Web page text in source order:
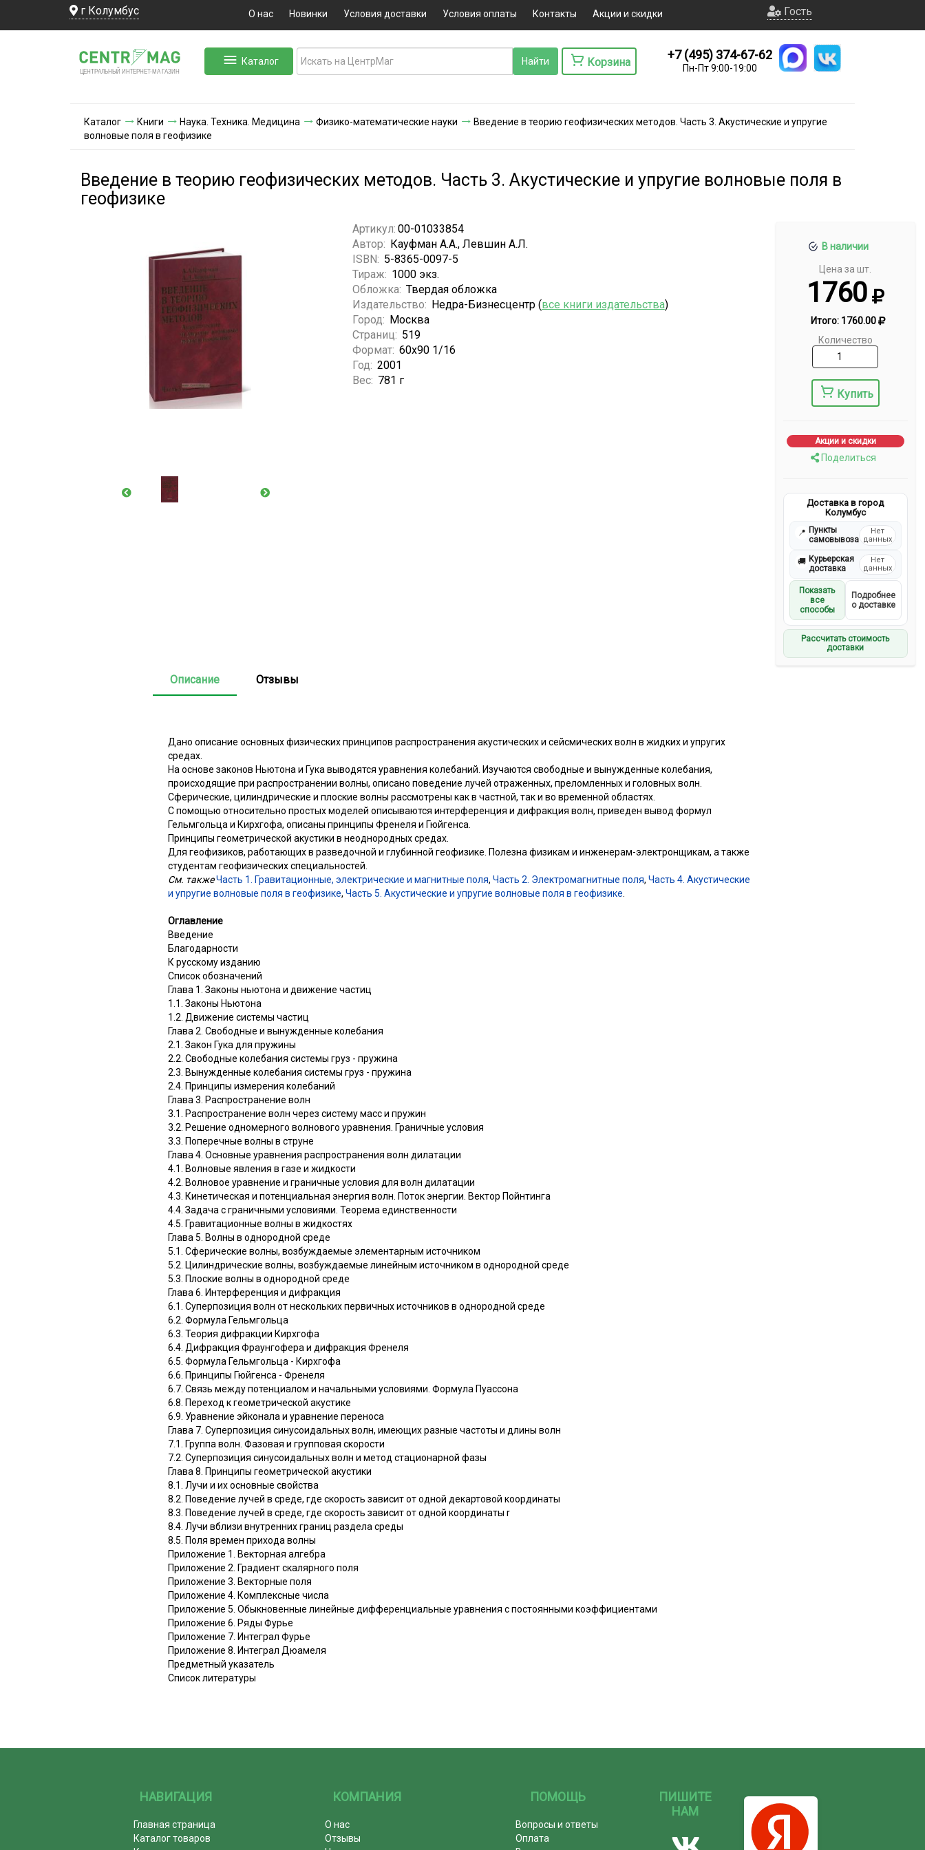
г Колумбус О нас Новинки Условия доставки Условия оплаты Контакты Акции и скидки Гость
ЦЕНТРАЛЬНЫЙ ИНТЕРНЕТ-МА ГАЗИН
Каталог Корзина
+7 (495) 374-67-62
Пн-Пт 9:00-19:00
Каталог Книги Наука. Техника. Медицина Физико-математические науки
Введение в теорию геофизических методов. Часть 3. Акустические и упругие
волновые поля в геофизике
Введение в теорию геофизических методов. Часть 3. Акустические и упругие волновые поля в
геофизике
В наличии
Цена за шт.
1760
Итого: 1760.00
Количество
Купить
Акции и скидки
Поделиться
Доставка в город
Колумбус
📍 Пункты
самовывоза
Нет
данных
🚚 Курьерская
доставка
Нет
данных
Показать
все
способы
Подробнее
о доставке
Рассчитать стоимость
доставки
Артикул: 00-01033854
Автор: Кауфман А.А., Левшин А.Л.
ISBN: 5-8365-0097-5
Тираж: 1000 экз.
Обложка: Твердая обложка
Издательство: Недра-Бизнесцентр (все книги издательства)
Город: Москва
Страниц: 519
Формат: 60x90 1/16
Год: 2001
Вес: 781 г
Описание Отзывы
Дано описание основных физических принципов распространения акустических и сейсмических волн в жидких и упругих
средах.
На основе законов Ньютона и Гука выводятся уравнения колебаний. Изучаются свободные и вынужденные колебания,
происходящие при распространении волны, описано поведение лучей отраженных, преломленных и головных волн.
Сферические, цилиндрические и плоские волны рассмотрены как в частной, так и во временной областях.
С помощью относительно простых моделей описываются интерференция и дифракция волн, приведен вывод формул
Гельмгольца и Кирхгофа, описаны принципы Френеля и Гюйгенса.
Принципы геометрической акустики в неоднородных средах.
Для геофизиков, работающих в разведочной и глубинной геофизике. Полезна физикам и инженерам-электронщикам, а также
студентам геофизических специальностей.
См. такжеЧасть 1. Гравитационные, электрические и магнитные поля, Часть 2. Электромагнитные поля, Часть 4. Акустические
и упругие волновые поля в геофизике, Часть 5. Акустические и упругие волновые поля в геофизике
Оглавление
Введение
Благодарности
К русскому изданию
Список обозначений
Глава 1. Законы ньютона и движение частиц
1.1. Законы Ньютона
1.2. Движение системы частиц
Глава 2. Свободные и вынужденные колебания
2.1. Закон Гука для пружины
2.2. Свободные колебания системы груз - пружина
2.3. Вынужденные колебания системы груз - пружина
2.4. Принципы измерения колебаний
Глава 3. Распространение волн
3.1. Распространение волн через систему масс и пружин
3.2. Решение одномерного волнового уравнения. Граничные условия
3.3. Поперечные волны в струне
Глава 4. Основные уравнения распространения волн дилатации
4.1. Волновые явления в газе и жидкости
4.2. Волновое уравнение и граничные условия для волн дилатации
4.3. Кинетическая и потенциальная энергия волн. Поток энергии. Вектор Пойнтинга
4.4. Задача с граничными условиями. Теорема единственности
4.5. Гравитационные волны в жидкостях
Глава 5. Волны в однородной среде
5.1. Сферические волны, возбуждаемые элементарным источником
5.2. Цилиндрические волны, возбуждаемые линейным источником в однородной среде
5.3. Плоские волны в однородной среде
Глава 6. Интерференция и дифракция
6.1. Суперпозиция волн от нескольких первичных источников в однородной среде
6.2. Формула Гельмгольца
6.3. Теория дифракции Кирхгофа
6.4. Дифракция Фраунгофера и дифракция Френеля
6.5. Формула Гельмгольца - Кирхгофа
6.6. Принципы Гюйгенса - Френеля
6.7. Связь между потенциалом и начальными условиями. Формула Пуассона
6.8. Переход к геометрической акустике
6.9. Уравнение эйконала и уравнение переноса
Глава 7. Суперпозиция синусоидальных волн, имеющих разные частоты и длины волн
7.1. Группа волн. Фазовая и групповая скорости
7.2. Суперпозиция синусоидальных волн и метод стационарной фазы
Глава 8. Принципы геометрической акустики
8.1. Лучи и их основные свойства
8.2. Поведение лучей в среде, где скорость зависит от одной декартовой координаты
8.3. Поведение лучей в среде, где скорость зависит от одной координаты r
8.4. Лучи вблизи внутренних границ раздела среды
8.5. Поля времен прихода волны
Приложение 1. Векторная алгебра
Приложение 2. Градиент скалярного поля
Приложение 3. Векторные поля
Приложение 4. Комплексные числа
Приложение 5. Обыкновенные линейные дифференциальные уравнения с постоянными коэффициентами
Приложение 6. Ряды Фурье
Приложение 7. Интеграл Фурье
Приложение 8. Интеграл Дюамеля
Предметный указатель
Список литературы
НАВИГАЦИЯ
Главная страница
Каталог товаров
КОМПАНИЯ
О нас
Отзывы
ПОМОЩЬ
Вопросы и ответы
Оплата
ПИШИТЕ
НАМ